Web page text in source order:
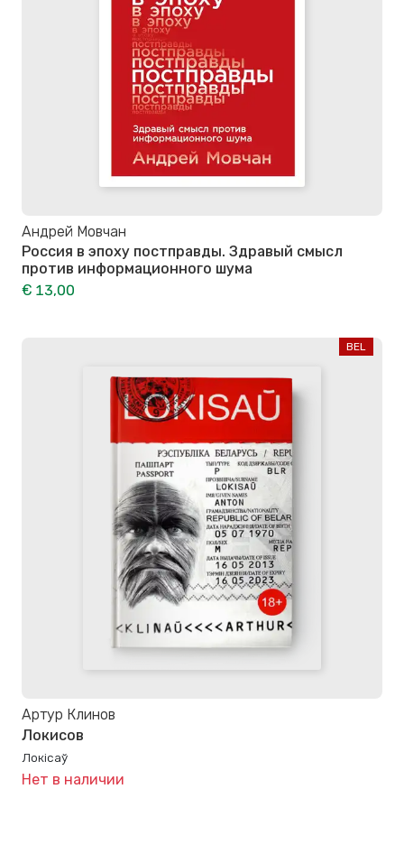
Андрей Мовчан
Россия в эпоху постправды. Здравый смысл
против информационного шума
€ 13,00
BEL
Артур Клинов
Локисов
Локісаў
Нет в наличии